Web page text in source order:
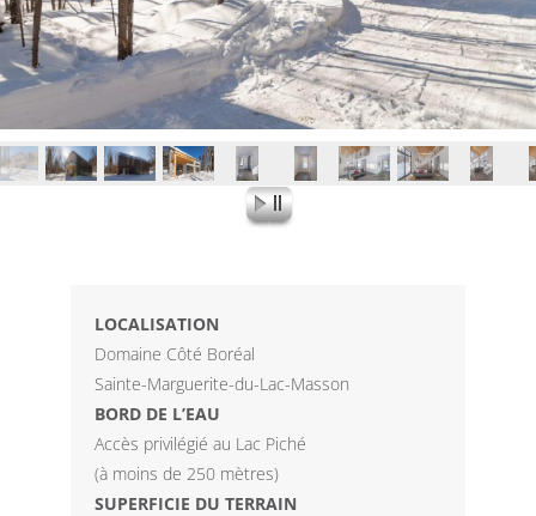
LOCALISATION
Domaine Côté Boréal
Sainte-Marguerite-du-Lac-Masson
BORD DE L’EAU
Accès privilégié au Lac Piché
(à moins de 250 mètres)
SUPERFICIE DU TERRAIN